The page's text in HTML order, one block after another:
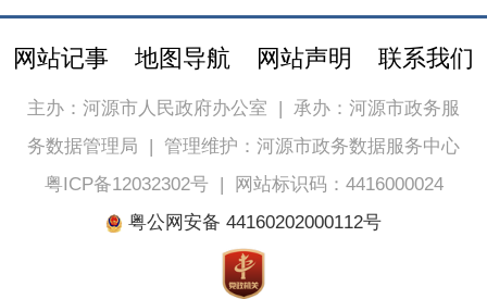
网站记事 地图导航 网站声明 联系我们
主办：河源市人民政府办公室
承办：河源市政务服
务数据管理局
管理维护：河源市政务数据服务中心
粤ICP备12032302号|
网站标识码：4416000024
粤公网安备 44160202000112号